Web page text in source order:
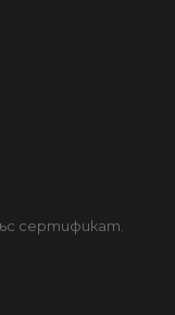
сертификат.